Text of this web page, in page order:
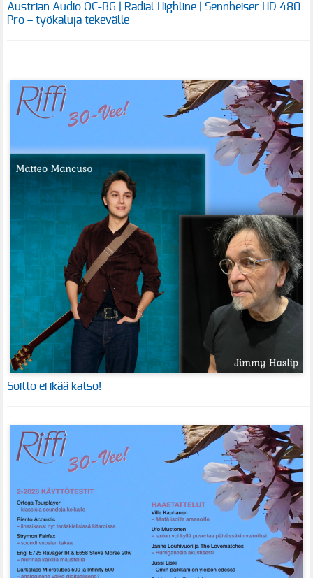
Austrian Audio OC-B6 | Radial Highline | Sennheiser HD 480
Pro – työkaluja tekevälle
Soitto ei ikää katso!